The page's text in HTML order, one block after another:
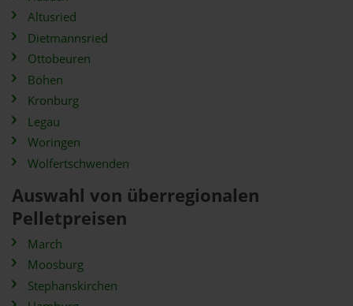
Altusried
Dietmannsried
Ottobeuren
Böhen
Kronburg
Legau
Woringen
Wolfertschwenden
Auswahl von überregionalen
Pelletpreisen
March
Moosburg
Stephanskirchen